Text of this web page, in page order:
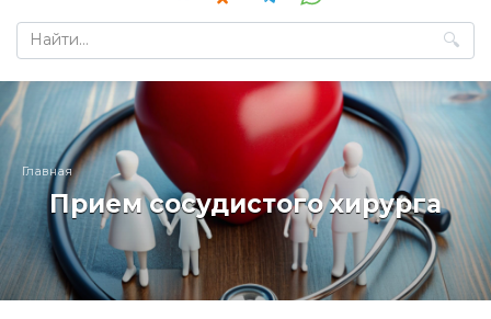
Search
for:
Главная
Прием сосудистого хирурга